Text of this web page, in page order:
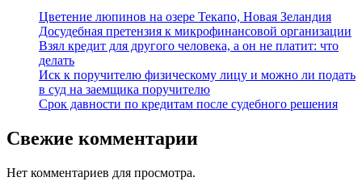
Цветение люпинов на озере Текапо, Новая Зеландия
Досудебная претензия к микрофинансовой организации
Взял кредит для другого человека, а он не платит: что
делать
Иск к поручителю физическому лицу и можно ли подать
в суд на заемщика поручителю
Срок давности по кредитам после судебного решения
Свежие комментарии
Нет комментариев для просмотра.